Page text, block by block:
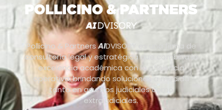
Pollicino & PartnersAIDVISORY es una firma de
consultoría legal y estratégica que combina la
excelencia académica con la eficiencia
operativa, brindando soluciones a medida
tanto en asuntos judiciales como
extrajudiciales.